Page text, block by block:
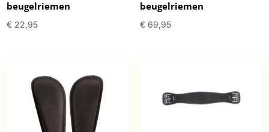
beugelriemen
€ 22,95
beugelriemen
€69,95